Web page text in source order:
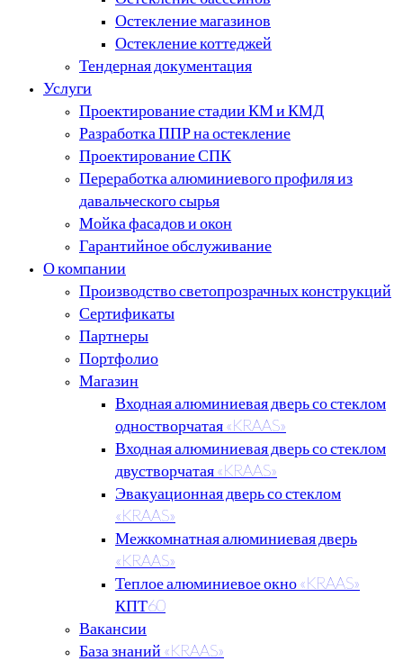
Остекление магазинов
Остекление коттеджей
Тендерная документация
Услуги
Проектирование стадии КМ и КМД
Разработка ППР на остекление
Проектирование СПК
Переработка алюминиевого профиля из
давальческого сырья
Мойка фасадов и окон
Гарантийное обслуживание
О компании
Производство светопрозрачных конструкций
Сертификаты
Партнеры
Портфолио
Магазин
Входная алюминиевая дверь со стеклом
одностворчатая «KRAAS»
Входная алюминиевая дверь со стеклом
двустворчатая «KRAAS»
Эвакуационная дверь со стеклом
«KRAAS»
Межкомнатная алюминиевая дверь
«KRAAS»
Теплое алюминиевое окно «KRAAS»
КПТ60
Вакансии
База знаний «KRAAS»